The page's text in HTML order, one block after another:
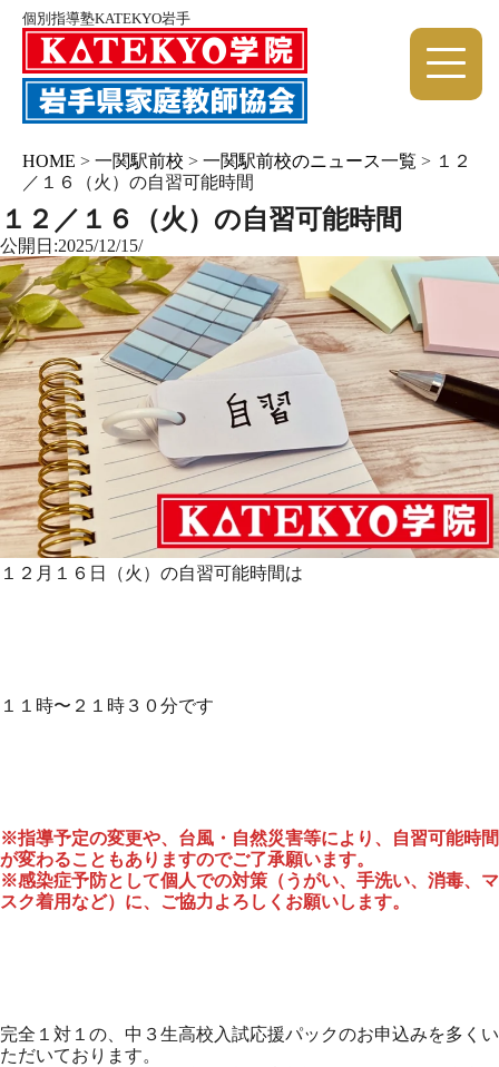
個別指導塾KATEKYO岩手
HOME > 一関駅前校 > 一関駅前校のニュース一覧 > １２
／１６（火）の自習可能時間
１２／１６（火）の自習可能時間
公開日:2025/12/15/
１２月１６日（火）の自習可能時間は
１１時〜２１時３０分です
※指導予定の変更や、台風・自然災害等により、自習可能時間
が変わることもありますのでご了承願います。
※感染症予防として個人での対策（うがい、手洗い、消毒、マ
スク着用など）に、ご協力よろしくお願いします。
完全１対１の、中３生高校入試応援パックのお申込みを多くい
ただいております。